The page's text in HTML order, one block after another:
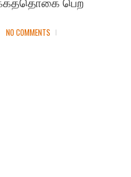
NO COMMENTS